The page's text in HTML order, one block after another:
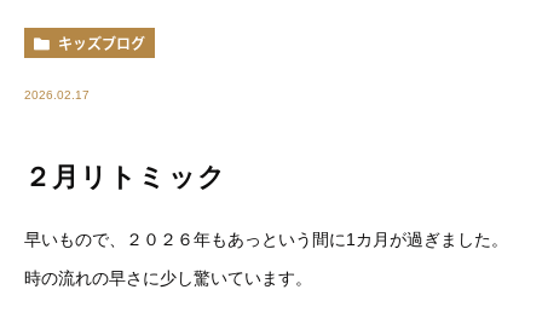
キッズブログ
2026.02.17
２月リトミック
早いもので、２０２６年もあっという間に1カ月が過ぎました。
時の流れの早さに少し驚いています。